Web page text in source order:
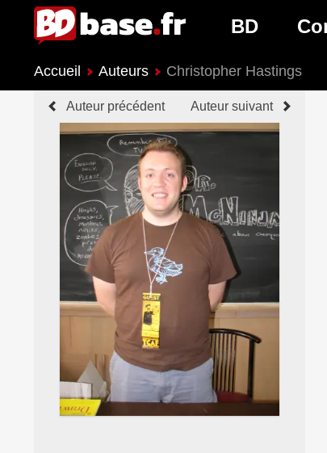
BD
Nouveautés
Prochaines
Accueil Auteurs Christopher Hastings
Auteur précédent Auteur suivant